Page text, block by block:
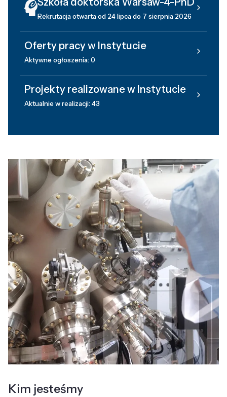
Rekrutacja otwarta od 24 lipca do 7 sierpnia 2026
Oferty pracy w Instytucie
Aktywne ogłoszenia: 0
Projekty realizowane w Instytucie
Aktualnie w realizacji: 43
Kim jesteśmy